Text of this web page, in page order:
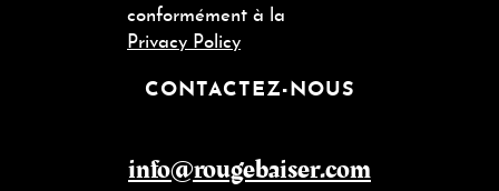
conformément à la
Privacy Policy
CONTACTEZ-NOUS
info@rougebaiser.com